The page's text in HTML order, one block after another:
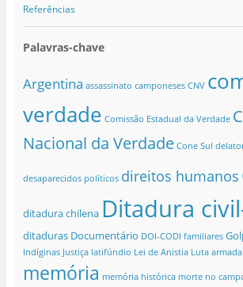
Referências
Palavras-chave
Argentina assassinato camponeses CNV
verdade Comissão Estadual da Verdade
Nacional da Verdade Cone Sul
desaparecidos políticos direitos humanos
ditadura chilena Ditadura
ditaduras Documentário DOI-CODI familiares
Indíginas Justiça latifúndio Lei de Anistia Luta armada
memória memória histórica morte no